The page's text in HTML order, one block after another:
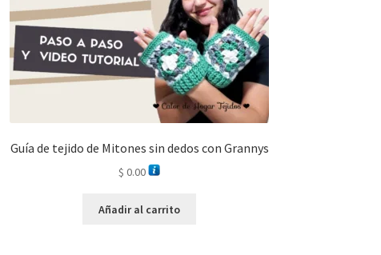
Guía de tejido de Mitones sin dedos con Grannys
$ 0.00
Añadir al carrito